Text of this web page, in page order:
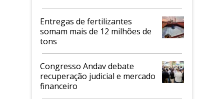
Entregas de fertilizantes
somam mais de 12 milhões de
tons
Congresso Andav debate
recuperação judicial e mercado
financeiro